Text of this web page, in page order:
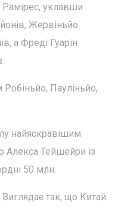
Рамірес, уклавши
Жервіньйо
а Фреді Гуарін
Пауліньйо,
найяскравішим
Алекса Тейшейри із
50 млн.
так, що Китай